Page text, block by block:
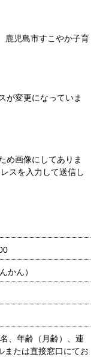
児島市すこやか子育
が変更になっていま
め画像にしてありま
スを入力して送信し
かん）
、年齢（月齢）、連
または直接窓口にてお